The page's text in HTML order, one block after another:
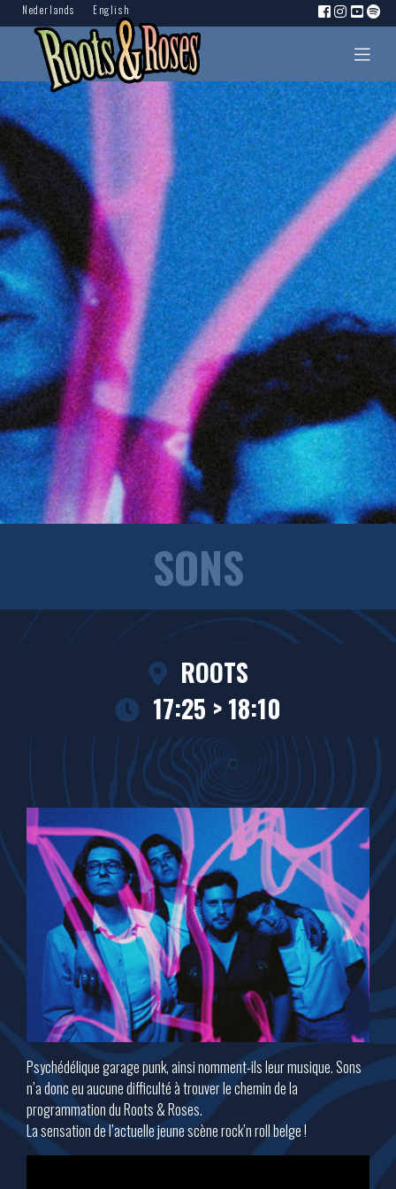
Nederlands English
SONS
ROOTS
17:25 > 18:10
Psychédélique garage punk, ainsi nomment-ils leur musique. Sons
n’a donc eu aucune difficulté à trouver le chemin de la
programmation du Roots & Roses.
La sensation de l’actuelle jeune scène rock’n roll belge !